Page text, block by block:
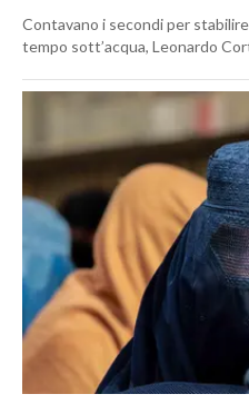
Contavano i secondi per
tempo sott’acqua, Leonardo